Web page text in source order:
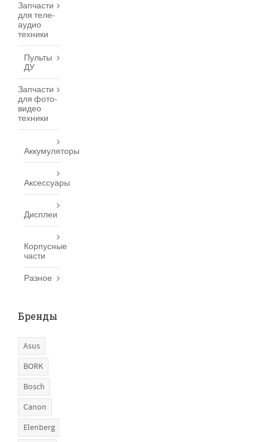
Запчасти
для теле-
аудио
техники
Пульты
ДУ
Запчасти
для фото-
видео
техники
Аккумуляторы
Аксессуары
Дисплеи
Корпусные
части
Разное
Бренды
Asus
BORK
Bosch
Canon
Elenberg